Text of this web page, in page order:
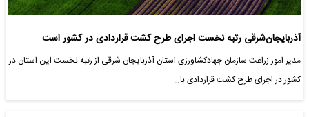
آذربایجان‌شرقی رتبه نخست اجرای طرح کشت قراردادی در کشور است
مدیر امور زراعت سازمان جهادکشاورزی استان آذربایجان شرقی از رتبه نخست این استان در
کشور در اجرای طرح کشت قراردادی با…